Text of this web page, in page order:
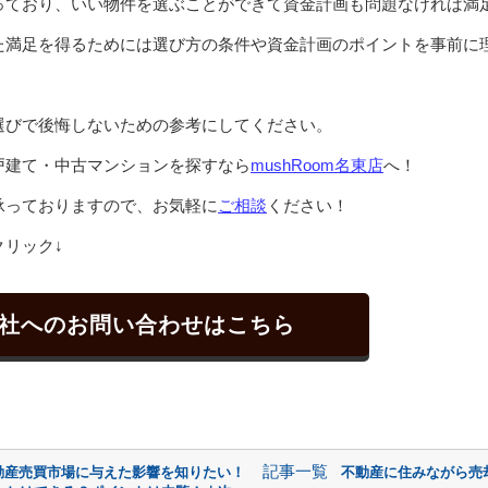
おり、いい物件を選ぶことができて資金計画も問題なければ満
足を得るためには選び方の条件や資金計画のポイントを事前に
で後悔しないための参考にしてください。
て・中古マンションを探すならmushRoom名東店へ！
っておりますので、お気軽に ご相談 ください！
ック↓
へのお問い合わせはこちら
売買市場に与えた影響を知りたい！ 記事一覧
不動産に住みながら売